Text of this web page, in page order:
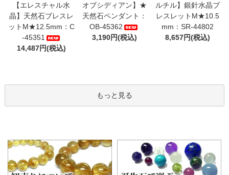
【エレスチャル水
晶】天然石ブレスレ
ットM★12.5mm：C
-45351
14,487円(税込)
オブシディアン】★
天然石ペンダント：
OB-45362
3,190円(税込)
ルチル】銀針水晶ブ
レスレットM★10.5
mm：SR-44802
8,657円(税込)
もっと見る